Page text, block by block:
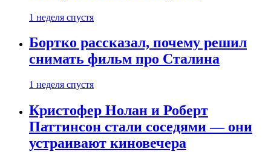
1 неделя спустя
Бортко рассказал, почему решил
снимать фильм про Сталина
1 неделя спустя
Кристофер Нолан и Роберт
Паттинсон стали соседями — они
устраивают киновечера